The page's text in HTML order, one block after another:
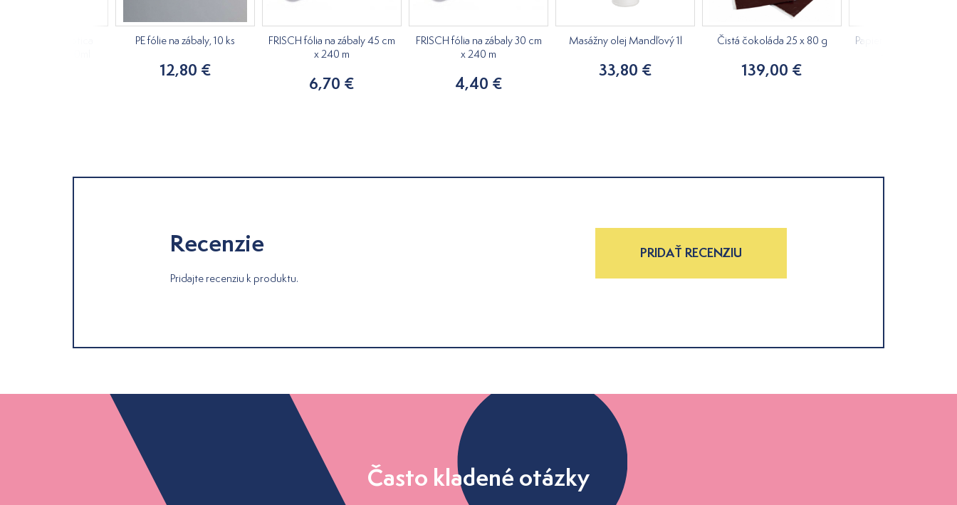
PE fólie na zábaly, 10 ks
12,80 €
FRISCH fólia na zábaly 45 cm
x 240 m
6,70 €
FRISCH fólia na zábaly 30 cm
x 240 m
4,40 €
Masážny olej Mandľový 1l
33,80 €
Čistá čokoláda 25 x 80 g
139,00 €
Papierové utierky Z-
Recenzie
Pridajte recenziu k produktu.
PRIDAŤ RECENZIU
Často kladené otázky